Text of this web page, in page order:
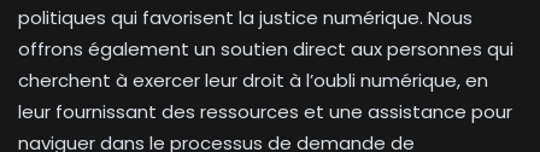
politiques qui favorisent la justice numérique. Nous
offrons également un soutien direct aux personnes qui
cherchent à exercer leur droit à l’oubli numérique, en
leur fournissant des ressources et une assistance pour
naviguer dans le processus de demande de